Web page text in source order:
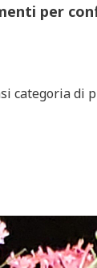
per
categoria di